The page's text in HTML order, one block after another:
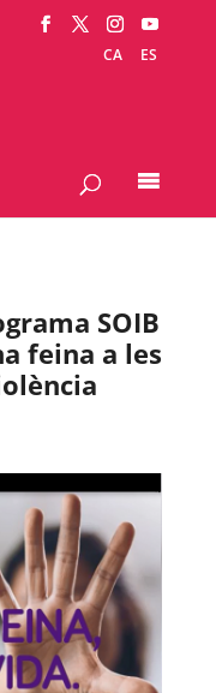
CA
ES
SOIB
feina a les